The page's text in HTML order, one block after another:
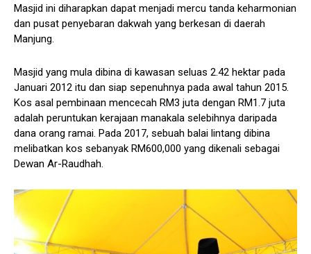
Masjid ini diharapkan dapat menjadi mercu tanda keharmonian
dan pusat penyebaran dakwah yang berkesan di daerah
Manjung.
Masjid yang mula dibina di kawasan seluas 2.42 hektar pada
Januari 2012 itu dan siap sepenuhnya pada awal tahun 2015.
Kos asal pembinaan mencecah RM3 juta dengan RM1.7 juta
adalah peruntukan kerajaan manakala selebihnya daripada
dana orang ramai. Pada 2017, sebuah balai lintang dibina
melibatkan kos sebanyak RM600,000 yang dikenali sebagai
Dewan Ar-Raudhah.